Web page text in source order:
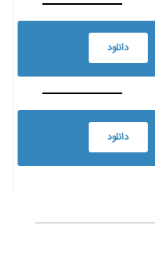
دانلود
دانلود